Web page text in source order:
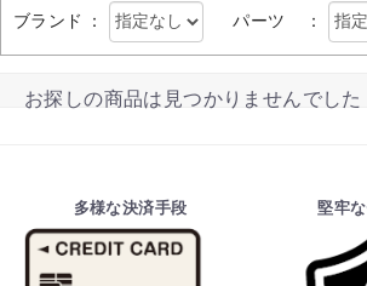
ブランド ： パーツ ：
お探しの商品は見つかりませんでした
多様な決済手段 堅牢